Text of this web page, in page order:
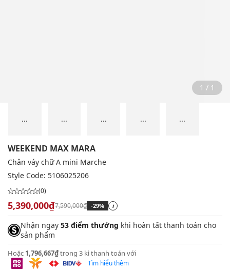
1 / 1
... ... ... ... ...
WEEKEND MAX MARA
Chân váy chữ A mini Marche
Style Code: 5106025206
(0)
5,390,000₫7,590,000₫ -29% i
Nhận ngay 53 điểm thưởng khi hoàn tất thanh toán cho
sản phẩm
Hoặc 1,796,667₫trong 3 kì thanh toán với
Tìm hiểu thêm